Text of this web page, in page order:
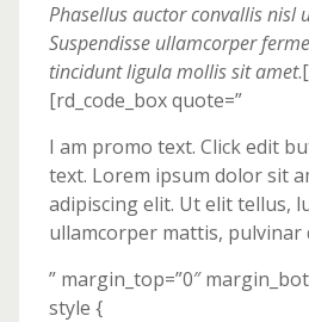
Phasellus auctor convallis nisl
Suspendisse ullamcorper
tincidunt ligula mollis sit amet
[rd_code_box quote=”
I am promo text. Click edit
text. Lorem ipsum dolor sit
adipiscing elit. Ut elit tellus,
ullamcorper mattis, pulvinar
” margin_top=”0″
style {